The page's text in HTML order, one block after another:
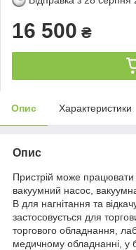
16 500 ₴
Опис Характеристики
Опис
Пристрій може
вакуумний насос,
В для нагнітання та
застосовується для
торгового обладнання,
медичному обладнанні, у